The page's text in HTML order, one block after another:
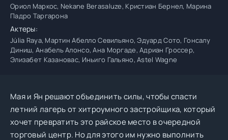
Ориол Маркос, Nekane Berasaluze, Кристиан Бернел, Марина
Падро Таргарона
Актеры:
Júlia Raya, Мартин Абелло Севильяно, Эдуард Сото, Гонсалу
Диниш, Анабель Алонсо, Ана Моргаде, Адриан Гроссер,
Элизабет Казановас, Иньиго Гальяно, Astel Wagne
Мая и Ян решают объединить силы, чтобы спасти
летний лагерь от хитроумного застройщика, который
хочет превратить это райское место в очередной
торговый центр. Но для этого им нужно выполнить